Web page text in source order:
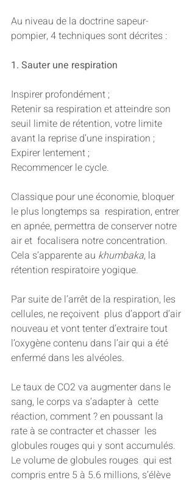
Au niveau de la doctrine sapeur-
pompier, 4 techniques sont décrites :
1. Sauter une respiration
Inspirer profondément ;
Retenir sa respiration et atteindre son
seuil limite de rétention, votre limite
avant la reprise d’une inspiration ;
Expirer lentement ;
Recommencer le cycle.
Classique pour une économie, bloquer
le plus longtemps sa  respiration, entrer
en apnée, permettra de conserver notre
air et  focalisera notre concentration.
Cela s’apparente au khumbaka, la
rétention respiratoire yogique.
Par suite de l’arrêt de la respiration, les
cellules, ne reçoivent  plus d’apport d’air
nouveau et vont tenter d’extraire tout
l’oxygène contenu dans l’air qui a été
enfermé dans les alvéoles.
Le taux de CO2 va augmenter dans le
sang, le corps va s’adapter à  cette
réaction, comment ? en poussant la
rate à se contracter et chasser  les
globules rouges qui y sont accumulés.
Le volume de globules rouges  qui est
compris entre 5 à 5.6 millions, s’élève